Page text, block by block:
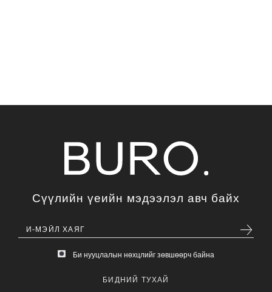
Сүүлийн үеийн мэдээлэл авч байх
Би нууцлалын нөхцлийг зөвшөөрч байна
БИДНИЙ ТУХАЙ